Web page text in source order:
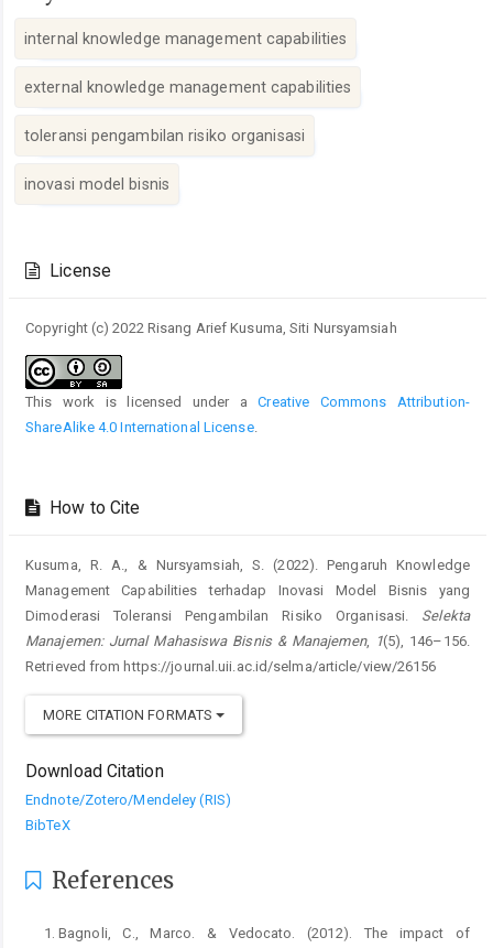
internal knowledge management capabilities
external knowledge management capabilities
toleransi pengambilan risiko organisasi
inovasi model bisnis
Details
License
Copyright (c) 2022 Risang Arief Kusuma, Siti Nursyamsiah
This work is licensed under aCreative Commons Attribution-
ShareAlike 4.0 International License.
How to Cite
Kusuma, R. A., & Nursyamsiah, S. (2022). Pengaruh Knowledge
Management Capabilities terhadap Inovasi Model Bisnis yang
Dimoderasi Toleransi Pengambilan Risiko Organisasi. Selekta
Manajemen: Jurnal Mahasiswa Bisnis & Manajemen, 1(5), 146–156.
Retrieved from https://journal.uii.ac.id/selma/article/view/26156
MORE CITATION FORMATS
Download Citation
Endnote/Zotero/Mendeley (RIS)
BibTeX
References
Bagnoli, C., Marco. & Vedocato. (2012). The impact of